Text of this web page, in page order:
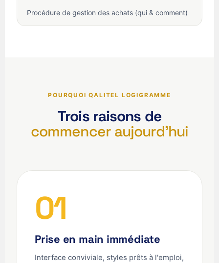
Procédure de gestion des achats (qui & comment)
POURQUOI QALITEL LOGIGRAMME
Trois raisons de
commencer aujourd'hui
01
Prise en main immédiate
Interface conviviale, styles prêts à l'emploi,